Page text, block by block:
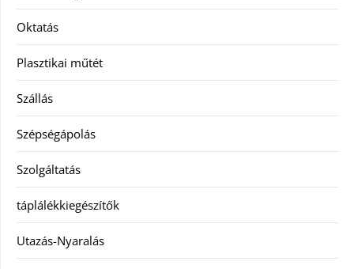
Oktatás
Plasztikai műtét
Szállás
Szépségápolás
Szolgáltatás
táplálékkiegészítők
Utazás-Nyaralás